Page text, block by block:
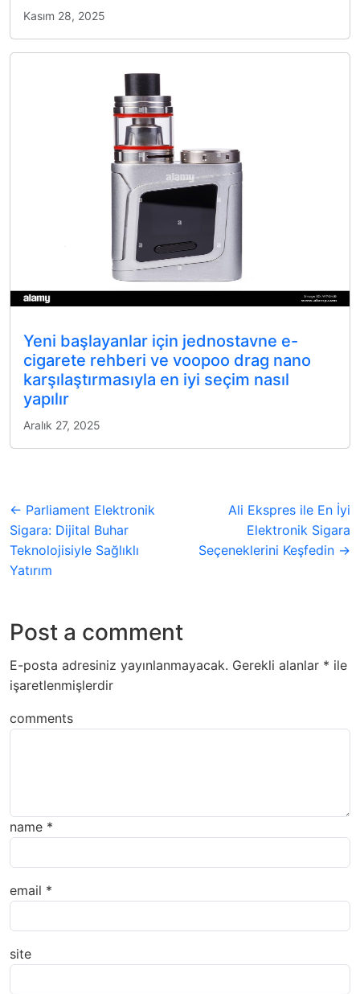
Kasım 28, 2025
Yeni başlayanlar için jednostavne e-
cigarete rehberi ve voopoo drag nano
karşılaştırmasıyla en iyi seçim nasıl
yapılır
Aralık 27, 2025
← Parliament Elektronik
Sigara: Dijital Buhar
Teknolojisiyle Sağlıklı
Yatırım
Ali Ekspres ile En İyi
Elektronik Sigara
Seçeneklerini Keşfedin →
Post a comment
E-posta adresiniz yayınlanmayacak. Gerekli alanlar * ile
işaretlenmişlerdir
comments
name *
email *
site